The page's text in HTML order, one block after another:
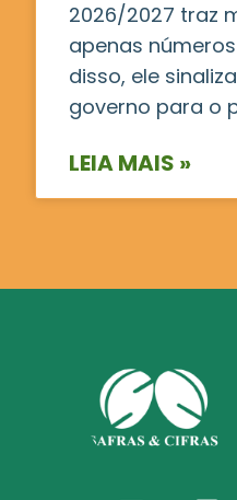
2026/2027 traz
apenas
disso, ele
governo para o
LEIA MAIS »